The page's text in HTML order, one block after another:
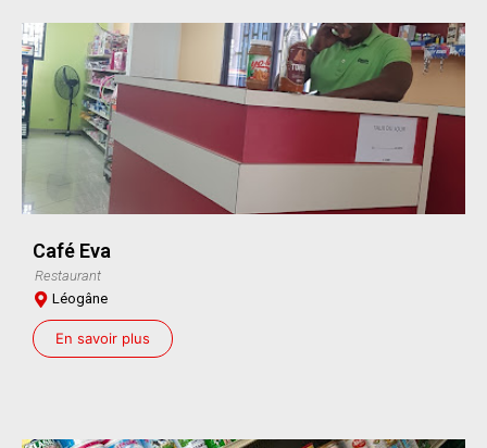
Café Eva
Restaurant
Léogâne
En savoir plus